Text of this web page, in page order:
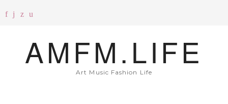
AMFM.LIFE
Art Music Fashion Life